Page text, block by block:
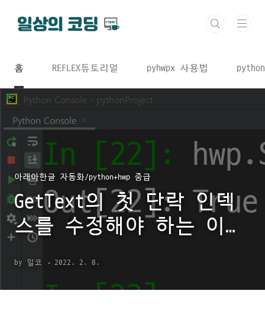
홈 REFLEX튜토리얼 pyhwpx 사용법
아래아한글 자동화/python+hwp 중급
GetText의 첫 단락 인덱
스를 수정해야 하는 이유
by 일코 2022. 2. 8.